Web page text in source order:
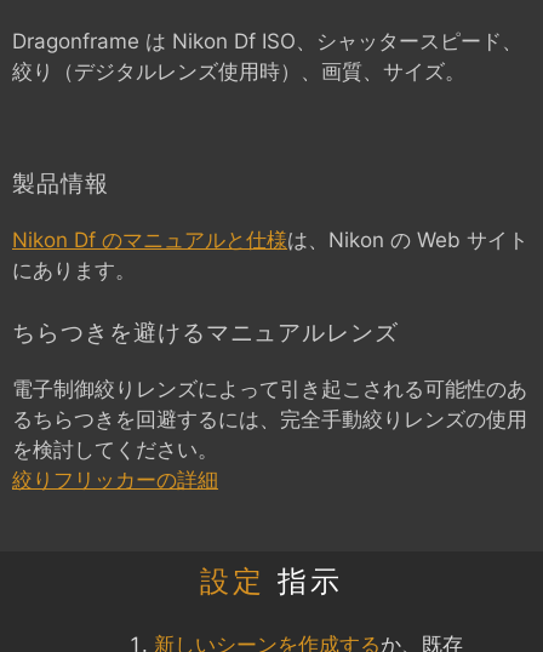
Dragonframe は Nikon Df ISO、シャッタースピード、
絞り（デジタルレンズ使用時）、画質、サイズ。
製品情報
Nikon Df のマニュアルと仕様は、Nikon の Web サイト
にあります。
ちらつきを避けるマニュアルレンズ
電子制御絞りレンズによって引き起こされる可能性のあ
るちらつきを回避するには、完全手動絞りレンズの使用
を検討してください。
絞りフリッカーの詳細
設定 指示
新しいシーンを作成するか、既存